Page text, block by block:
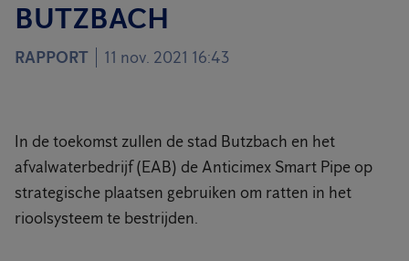
BUTZBACH
RAPPORT 11 nov. 2021 16:43
In de toekomst zullen de stad Butzbach en het
afvalwaterbedrijf (EAB) de Anticimex Smart Pipe op
strategische plaatsen gebruiken om ratten in het
rioolsysteem te bestrijden.